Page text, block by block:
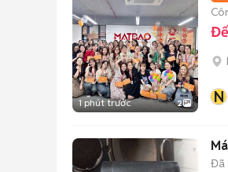
1 phút trước 2 N
Đã